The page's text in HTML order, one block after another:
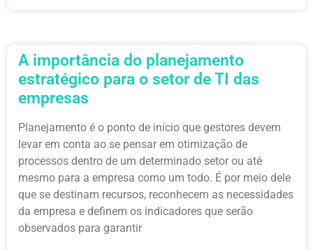
A importância do planejamento
estratégico para o setor de TI das
empresas
Planejamento é o ponto de início que gestores devem
levar em conta ao se pensar em otimização de
processos dentro de um determinado setor ou até
mesmo para a empresa como um todo. É por meio dele
que se destinam recursos, reconhecem as necessidades
da empresa e definem os indicadores que serão
observados para garantir